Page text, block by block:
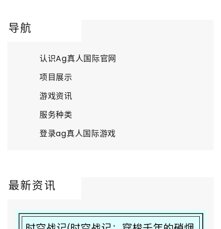
导航
认识Ag真人国际官网
项目展示
游戏资讯
服务种类
登录ag真人国际游戏
最新资讯